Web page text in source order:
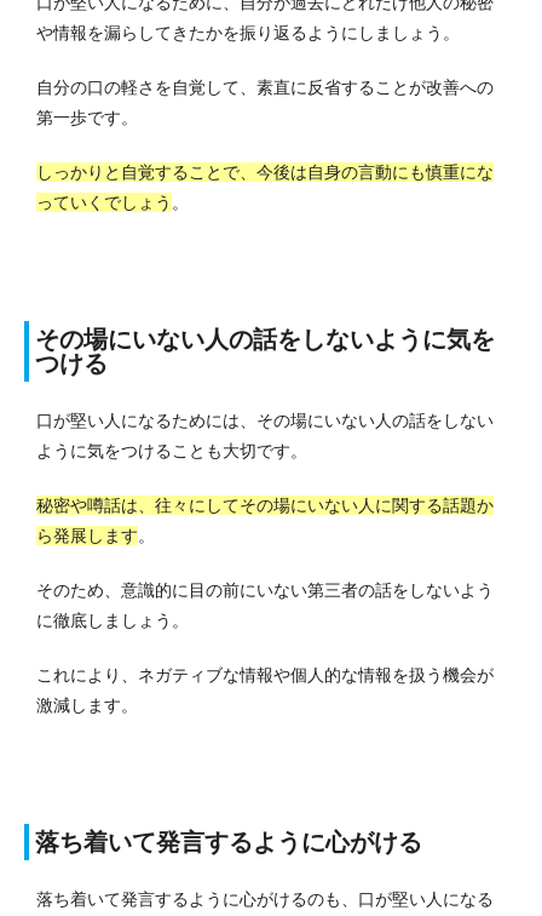
や情報を漏らしてきたかを振り返るようにしましょう。
自分の口の軽さを自覚して、素直に反省することが改善への
第一歩です。
しっかりと自覚することで、今後は自身の言動にも慎重にな
っていくでしょう 。
その場にいない人の話をしないように気を
つける
口が堅い人になるためには、その場にいない人の話をしない
ように気をつけることも大切です。
秘密や噂話は、往々にしてその場にいない人に関する話題か
ら発展します。
そのため、意識的に目の前にいない第三者の話をしないよう
に徹底しましょう。
これにより、ネガティブな情報や個人的な情報を扱う機会が
激減します。
落ち着いて発言するように心がける
落ち着いて発言するように心がけるのも、口が堅い人になる